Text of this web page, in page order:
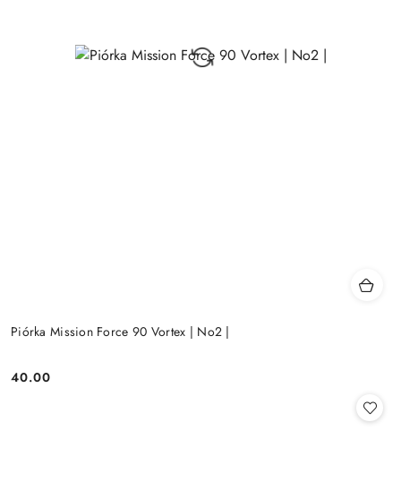
Piórka Mission Force 90 Vortex | No2 |
Cena:
40.00